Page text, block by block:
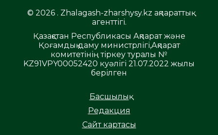
© 2026 . Zhalagash-zharshysy.kz ақпараттық
агенттігі.
Қазақстан Республикасы Ақпарат және
Қоғамдық даму министрлігі,Ақпарат
комитетінің тіркеу туралы №
KZ91VPY00052420 куәлігі 21.07.2022 жылы
берілген
Басшылық
Редакция
Сайт картасы